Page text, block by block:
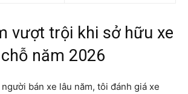
vượt trội khi sở hữu xe
năm 2026
bán xe lâu năm, tôi đánh giá xe